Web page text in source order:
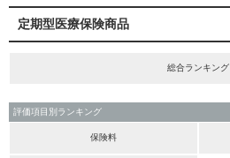
定期型医療保険商品
総合ランキング
評価項目別ランキング
保険料